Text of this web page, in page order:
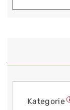
Kategorie